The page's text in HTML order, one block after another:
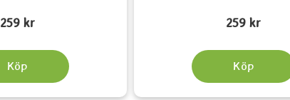
259 kr
Köp
259 kr
Köp